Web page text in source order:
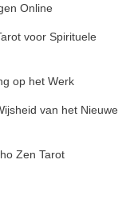
Online
voor Spirituele
op het Werk
van het Nieuwe
Zen Tarot